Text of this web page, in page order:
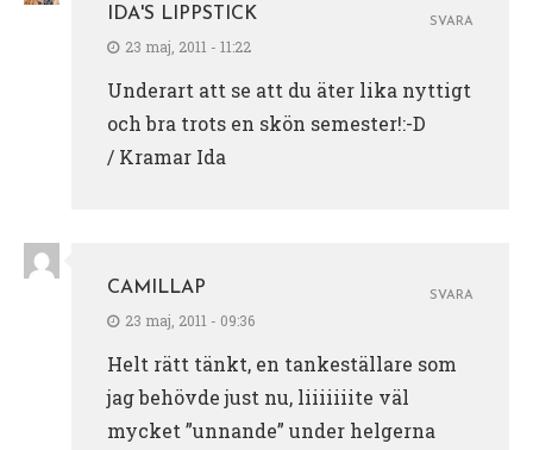
IDA'S LIPPSTICK
23 maj, 2011 - 11:22
Underart att se att du äter lika nyttigt
och bra trots en skön semester!:-D
/ Kramar Ida
SVARA
CAMILLAP
23 maj, 2011 - 09:36
Helt rätt tänkt, en tankeställare som
jag behövde just nu, liiiiiiite väl
mycket ”unnande” under helgerna
SVARA